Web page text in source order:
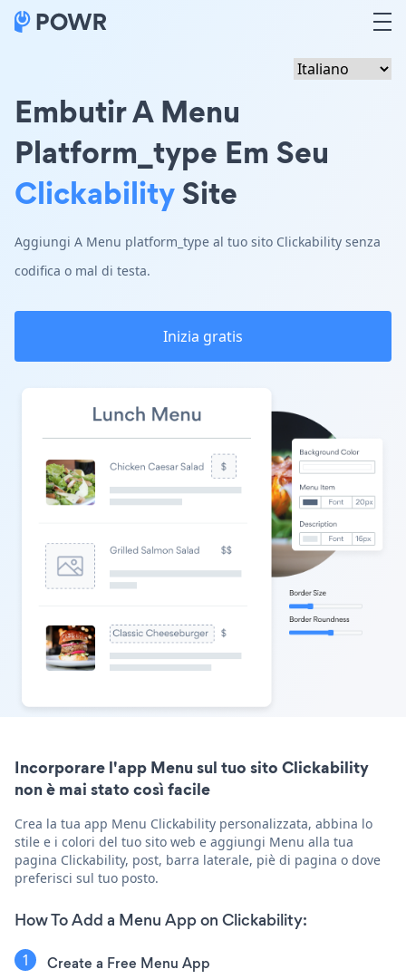
Embutir A Menu
Platform_type Em Seu
ClickabilitySite
Aggiungi A Menu platform_type al tuo sito Clickability senza
codifica o mal di testa.
Inizia gratis
Incorporare l'app Menu sul tuo sito Clickability
non è mai stato così facile
Crea la tua app Menu Clickability personalizzata, abbina lo
stile e i colori del tuo sito web e aggiungi Menu alla tua
pagina Clickability, post, barra laterale, piè di pagina o dove
preferisci sul tuo posto.
How To Add a Menu App on Clickability:
Create a Free Menu App